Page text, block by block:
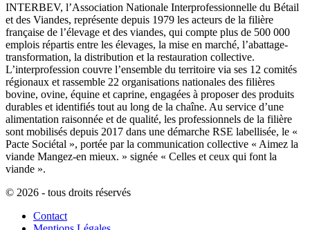
INTERBEV, l’Association Nationale Interprofessionnelle du Bétail
et des Viandes, représente depuis 1979 les acteurs de la filière
française de l’élevage et des viandes, qui compte plus de 500 000
emplois répartis entre les élevages, la mise en marché, l’abattage-
transformation, la distribution et la restauration collective.
L’interprofession couvre l’ensemble du territoire via ses 12 comités
régionaux et rassemble 22 organisations nationales des filières
bovine, ovine, équine et caprine, engagées à proposer des produits
durables et identifiés tout au long de la chaîne. Au service d’une
alimentation raisonnée et de qualité, les professionnels de la filière
sont mobilisés depuis 2017 dans une démarche RSE labellisée, le «
Pacte Sociétal », portée par la communication collective « Aimez la
viande Mangez-en mieux. » signée « Celles et ceux qui font la
viande ».
© 2026 - tous droits réservés
Contact